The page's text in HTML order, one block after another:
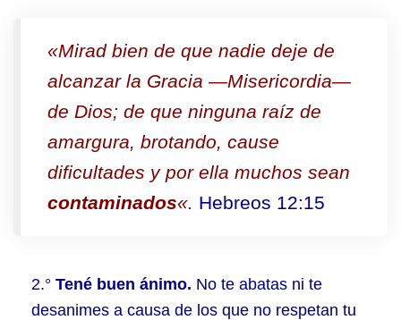
«Mirad bien de que nadie deje de
alcanzar la Gracia —Misericordia—
de Dios; de que ninguna raíz de
amargura, brotando, cause
dificultades y por ella muchos sean
contaminados«. Hebreos 12:15
2.° Tené buen ánimo. No te abatas ni te
desanimes a causa de los que no respetan tu